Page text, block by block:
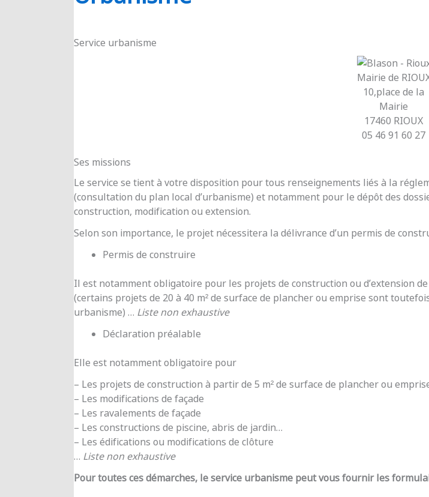
Service urbanisme
Mairie de
10,place de la
Mairie
17460 RIOUX
05 46 91 60 27
Ses missions
Le service se tient à votre disposition pour tous renseignements liés à la
(consultation du plan local d’urbanisme) et notamment pour le dépôt des
construction, modification ou extension.
Selon son importance, le projet nécessitera la délivrance d’un permis de
Permis de construire
Il est notamment obligatoire pour les projets de construction ou d’extension
(certains projets de 20 à 40 m² de surface de plancher ou emprise sont
urbanisme) … Liste non exhaustive
Déclaration préalable
Elle est notamment obligatoire pour
– Les projets de construction à partir de 5 m² de surface de plancher ou
– Les modifications de façade
– Les ravalements de façade
– Les constructions de piscine, abris de jardin…
– Les édifications ou modifications de clôture
… Liste non exhaustive
Pour toutes ces démarches, le service urbanisme peut vous fournir les